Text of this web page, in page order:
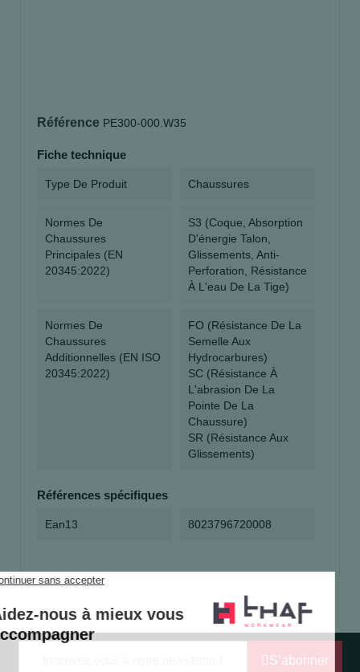
Référence PE300-000.W35
Fiche technique
Type De Produit Chaussures
Normes De
Chaussures
Principales (EN
20345:2022)
S3 (coque, Absorption
D'énergie Talon,
Glissements, Anti-
Perforation, Résistance
À L'eau De La Tige)
Normes De
Chaussures
Additionnelles (EN ISO
20345:2022)
FO (résistance De La
Semelle Aux
Hydrocarbures)
SC (Résistance À
L'abrasion De La
Pointe De La
Chaussure)
SR (résistance Aux
Glissements)
Références spécifiques
Ean13 8023796720008
S’abonner